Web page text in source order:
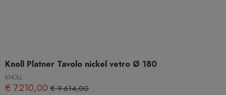
Knoll Platner Tavolo nickel vetro Ø 180
KNOLL
€ 7.210,00 € 9.614,00